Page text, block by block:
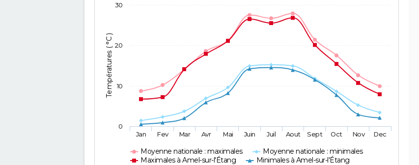
Températures ( °C )
Moyenne nationale : maximales
Moyenne nationale : minimales
Maximales à Amel-sur-l'Étang
Minimales à Amel-sur-l'Étang
Jan Fev Mar Avr Mai Juin Juil Aout Sept Oct Nov Dec
0
10
20
30